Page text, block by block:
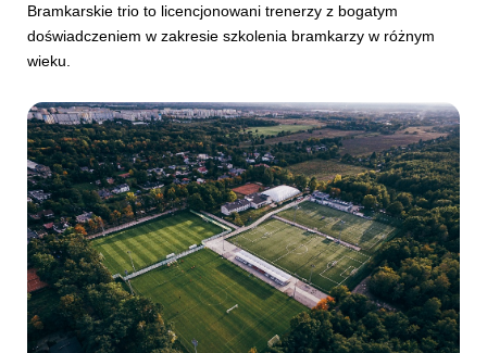
Bramkarskie trio to licencjonowani trenerzy z bogatym
doświadczeniem w zakresie szkolenia bramkarzy w różnym
wieku.